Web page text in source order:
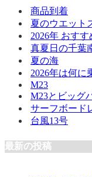
商品到着
夏のウエット
2026年 おす
真夏日の千葉
夏の海
2026年は何に
M23
M23とビッグ
サーフボード
台風13号
最新の投稿